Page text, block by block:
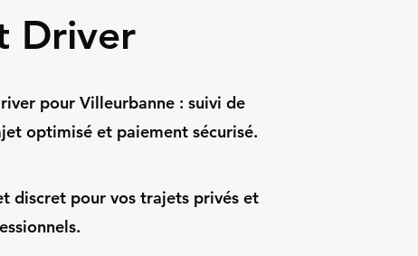
Driver
pour Villeurbanne : suivi de
optimisé et paiement sécurisé.
discret pour vos trajets privés et